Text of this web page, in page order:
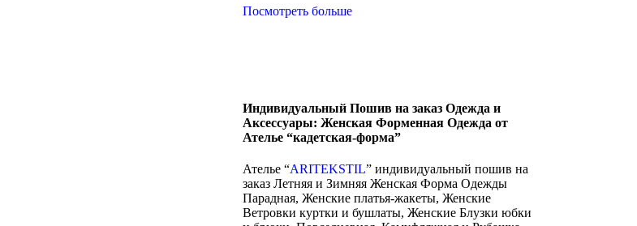
Посмотреть больше
Индивидуальный Пошив на заказ Одежда и
Аксессуары: Женская Форменная Одежда от
Ателье “кадетская-форма”
Ателье “ARITEKSTIL” индивидуальный пошив на
заказ Летняя и Зимняя Женская Форма Одежды
Парадная, Женские платья-жакеты, Женские
Ветровки куртки и бушлаты, Женские Блузки юбки